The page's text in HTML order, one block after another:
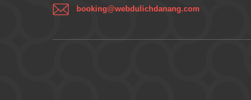
booking@webdulichdanang.com